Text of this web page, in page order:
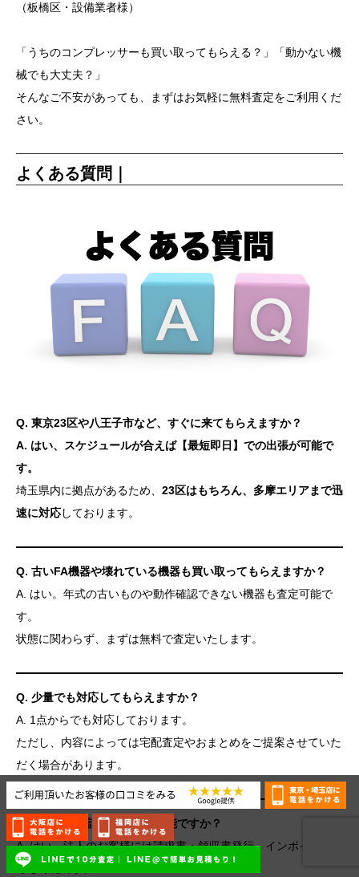
（板橋区・設備業者様）
「うちのコンプレッサーも買い取ってもらえる？」「動かない機
械でも大丈夫？」
そんなご不安があっても、まずはお気軽に無料査定をご利用くだ
さい。
よくある質問｜
Q. 東京23区や八王子市など、すぐに来てもらえますか？
A. はい、スケジュールが合えば【最短即日】での出張が可能で
す。
埼玉県内に拠点があるため、 23区はもちろん、多摩エリアまで迅
速に対応しております。
Q. 古いFA機器や壊れている機器も買い取ってもらえますか？
A. はい。年式の古いものや動作確認できない機器も査定可能で
す。
状態に関わらず、まずは無料で査定いたします。
Q. 少量でも対応してもらえますか？
A. 1点からでも対応しております。
ただし、内容によっては宅配査定やおまとめをご提案させていた
だく場合があります。
Q. 法人対応や請求書払いは可能ですか？
A. はい、法人のお客様には請求書・領収書発行、インボイス対
応も可能です。